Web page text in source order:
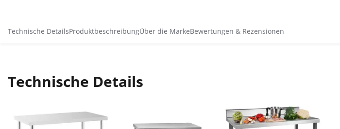
Technische DetailsProduktbeschreibungÜber die MarkeBewertungen & Rezensionen
Technische Details